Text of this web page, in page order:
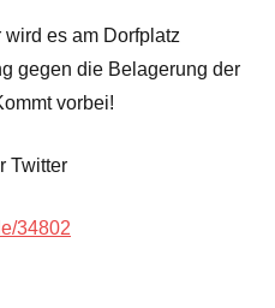
es am Dorfplatz
gegen die Belagerung der
vorbei!
Twitter
34802